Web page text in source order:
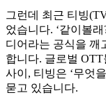
그런데 최근 티빙
었습니다. ‘같이볼래
디어라는 공식을 깨
합니다. 글로벌
사이, 티빙은 ‘무엇
묻고 있습니다.